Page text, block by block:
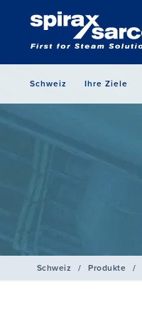
Schweiz Ihre Ziele
Schweiz / Produkte /